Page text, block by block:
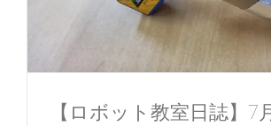
【ロボット教室日誌】7